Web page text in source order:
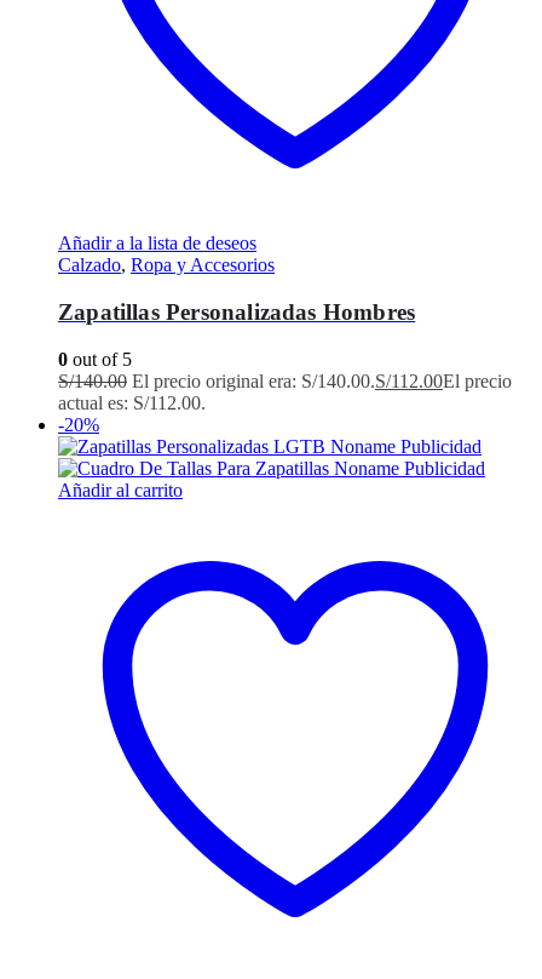
Añadir a la lista de deseos
Calzado, Ropa y Accesorios
Zapatillas Personalizadas Hombres
0 out of 5
S/140.00 El precio original era: S/140.00.S/112.00El precio
actual es: S/112.00.
-20%
Añadir al carrito